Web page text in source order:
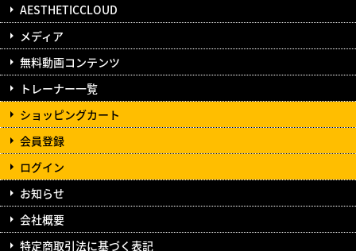
AESTHETICCLOUD
メディア
無料動画コンテンツ
トレーナー一覧
ショッピングカート
会員登録
ログイン
お知らせ
会社概要
特定商取引法に基づく表記